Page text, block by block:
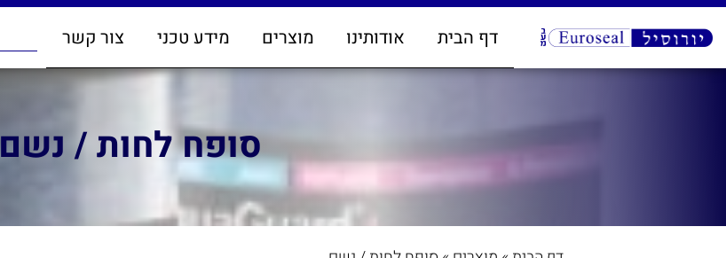
דף הבית אודותינו מוצרים מידע טכני צור קשר
סופח לחות / נשם